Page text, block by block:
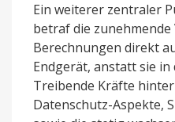
Ein weiterer zentraler
betraf die
Berechnungen direkt
Endgerät, anstatt sie in
Treibende Kräfte
Datenschutz-Aspekte,